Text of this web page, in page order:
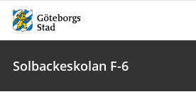
Solbackeskolan F-6